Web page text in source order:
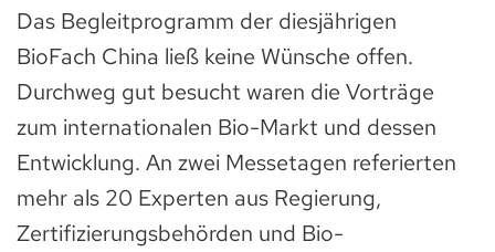
Das Begleitprogramm der diesjährigen
BioFach China ließ keine Wünsche offen.
Durchweg gut besucht waren die Vorträge
zum internationalen Bio-Markt und dessen
Entwicklung. An zwei Messetagen referierten
mehr als 20 Experten aus Regierung,
Zertifizierungsbehörden und Bio-